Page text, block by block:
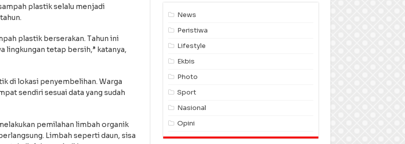
plastik selalu menjadi
plastik berserakan. Tahun ini
lingkungan tetap bersih,” katanya,
di lokasi penyembelihan. Warga
sendiri sesuai data yang sudah
pemilahan limbah organik
Limbah seperti daun, sisa
News
Peristiwa
Lifestyle
Ekbis
Photo
Sport
Nasional
Opini